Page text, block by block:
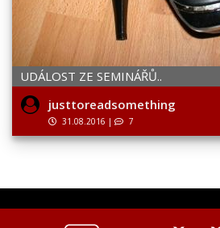
UDÁLOST ZE SEMINÁŘŮ..
justtoreadsomething
31.08.2016 | 7